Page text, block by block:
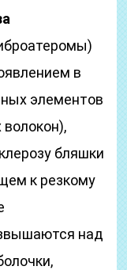
в
элементов
бляшки
к резкому
над